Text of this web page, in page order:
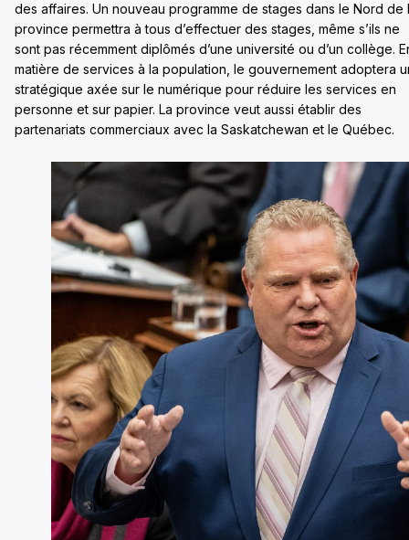
des affaires. Un nouveau programme de stages dans le Nord de
province permettra à tous d’effectuer des stages, même s’ils ne
sont pas récemment diplômés d’une université ou d’un collège.
matière de services à la population, le gouvernement adoptera
stratégique axée sur le numérique pour réduire les services en
personne et sur papier. La province veut aussi établir des
partenariats commerciaux avec la Saskatchewan et le Québec.